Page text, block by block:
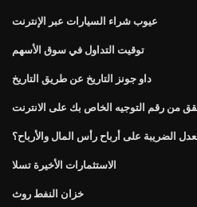
عيوب شراء السيارات عبر الإنترنت
توقيت التداول في سوق الأسهم
داو جونز التاريخ عن طريق التاريخ
من رقم التوجيه الخاص بك على الانترنت
الضريبة على أرباح رأس المال والأرباح؟
الاستثمارات الأخيرة تسلا
خزان النفط روث